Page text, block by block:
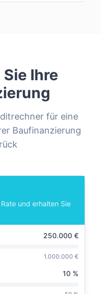
Ihre
für eine
Baufinanzierung
und erhalten Sie
250.000 €
1.000.000 €
10 %